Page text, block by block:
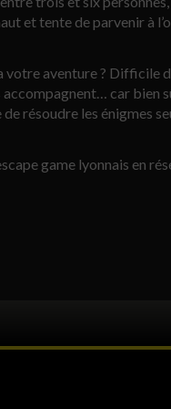
et tente de parvenir à
votre aventure ? Difficile
accompagnent… car bien
de résoudre les énigmes
game lyonnais en